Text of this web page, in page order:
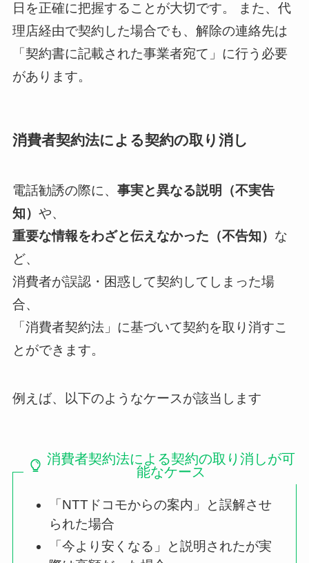
日を正確に把握することが大切です。 また、代
理店経由で契約した場合でも、解除の連絡先は
「契約書に記載された事業者宛て」に行う必要
があります。
消費者契約法による契約の取り消し
電話勧誘の際に、 事実と異なる説明（不実告
知） や、
重要な情報をわざと伝えなかった（不告知） な
ど、
消費者が誤認・困惑して契約してしまった場
合、
「消費者契約法」に基づいて契約を取り消すこ
とができます。
例えば、以下のようなケースが該当します
消費者契約法による契約の取り消しが可
能なケース
「NTTドコモからの案内」と誤解させ
られた場合
「今より安くなる」と説明されたが実